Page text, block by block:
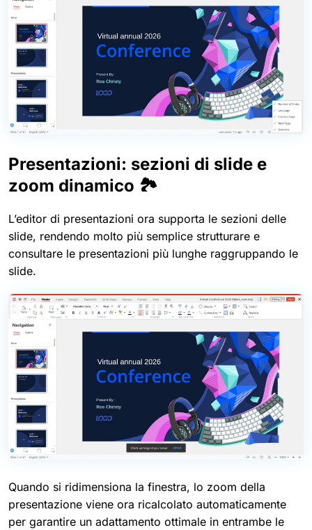
Presentazioni: sezioni di slide e
zoom dinamico 🏞️
L’editor di presentazioni ora supporta le sezioni delle
slide, rendendo molto più semplice strutturare e
consultare le presentazioni più lunghe raggruppando le
slide.
Quando si ridimensiona la finestra, lo zoom della
presentazione viene ora ricalcolato automaticamente
per garantire un adattamento ottimale in entrambe le